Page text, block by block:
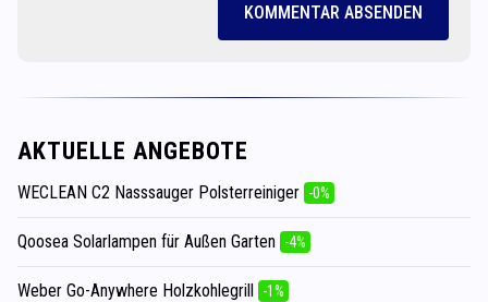
KOMMENTAR ABSENDEN
AKTUELLE ANGEBOTE
WECLEAN C2 Nasssauger Polsterreiniger -0%
Qoosea Solarlampen für Außen Garten -4%
Weber Go-Anywhere Holzkohlegrill -1%